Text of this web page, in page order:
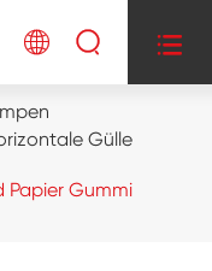
  
Gülle
Papier Gummi